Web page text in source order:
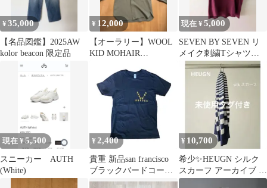
¥35,000
【名品図鑑】2025AW
kolor beacon 限定品
¥ 12,000
【オーラリー】WOOL
KID MOHAIR
現在 ¥5,000
SEVEN BY SEVEN リ
メイク刺繍Tシャツ
sizeM
現在 ¥5,500
スニーカー AUTH
(White)
¥ 2,400
貴重 新品san francisco
ブラックバードコーヒ
ー限定tシャツ M 黒
¥ 10,700
希少✨HEUGN シルク
スカーフ アーカイブ 完
売品 Fiona ブルー 白